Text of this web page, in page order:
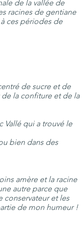
de la vallée de
racines de gentiane
ces périodes de
de sucre et de
la confiture et de la
Vallé qui a trouvé le
bien dans des
amère et la racine
autre parce que
conservateur et les
de mon humeur !